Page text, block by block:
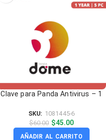
Clave para Panda Antivirus – 1
SKU: 1081445-6
$60.00 $45.00
AÑADIR AL CARRITO
Licencia de office 2024